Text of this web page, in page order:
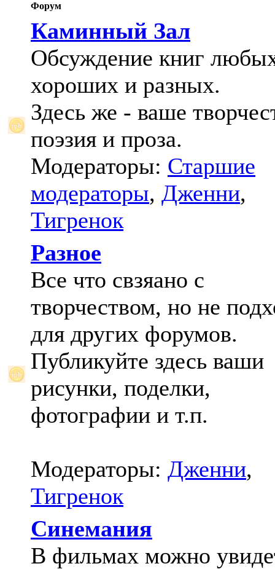
Форум
Каминный Зал
Обсуждение книг
хороших и разных.
Здесь же - ваше
поэзия и проза.
Модераторы: Старшие
модераторы, Дженни,
Тигренок
Разное
Все что свзяано с
творчеством, но не
для других форумов.
Публикуйте здесь ваши
рисунки, поделки,
фотографии и т.п.
Модераторы: Дженни,
Тигренок
Синемания
В фильмах можно